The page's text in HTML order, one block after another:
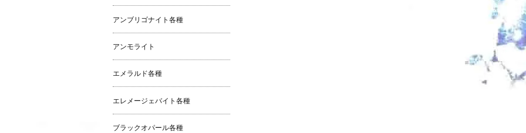
アンブリゴナイト各種
アンモライト
エメラルド各種
エレメージェバイト各種
ブラックオパール各種